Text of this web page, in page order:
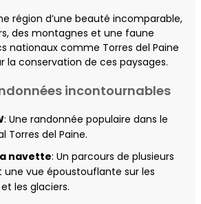
région d’une beauté incomparable,
des montagnes et une faune
nationaux comme Torres del Paine
la conservation de ces paysages.
incontournables
: Une randonnée populaire dans le
Torres del Paine.
navette: Un parcours de plusieurs
une vue époustouflante sur les
les glaciers.